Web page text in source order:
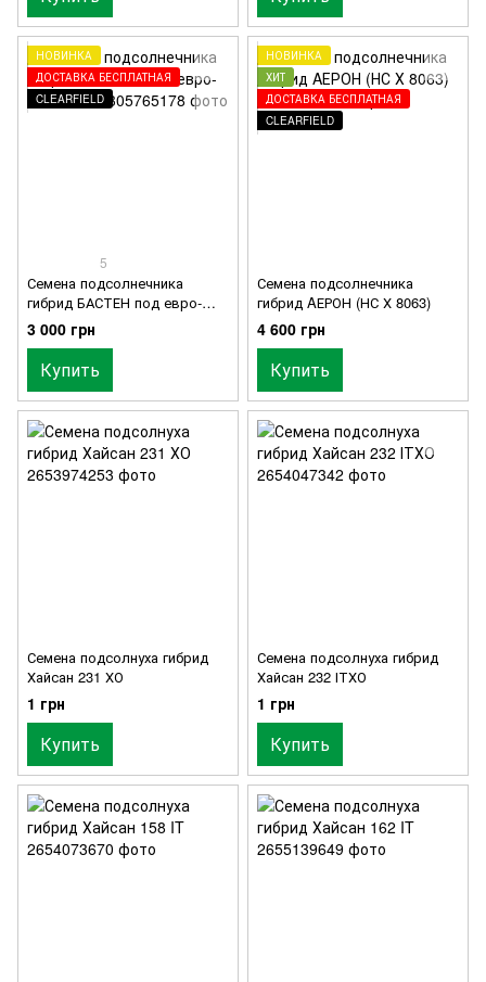
НОВИНКА
ДОСТАВКА БЕСПЛАТНАЯ
CLEARFIELD
5
Семена подсолнечника
гибрид БАСТЕН под евро-
лайтнинг
3 000 грн
Купить
НОВИНКА
ХИТ
ДОСТАВКА БЕСПЛАТНАЯ
CLEARFIELD
Семена подсолнечника
гибрид AЕРОН (НС Х 8063)
4 600 грн
Купить
Семена подсолнуха гибрид
Хайсан 231 ХО
1 грн
Купить
Семена подсолнуха гибрид
Хайсан 232 ІТХО
1 грн
Купить